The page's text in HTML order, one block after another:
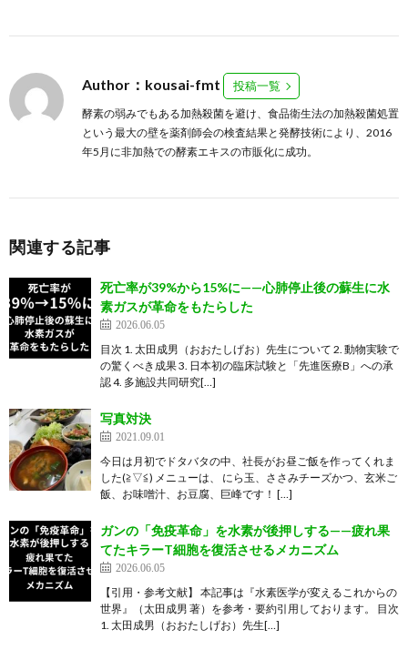
Author：kousai-fmt 投稿一覧
酵素の弱みでもある加熱殺菌を避け、食品衛生法の加熱殺菌処置
という最大の壁を薬剤師会の検査結果と発酵技術により、2016
年5月に非加熱での酵素エキスの市販化に成功。
関連する記事
死亡率が39%から15%に——心肺停止後の蘇生に水
素ガスが革命をもたらした
2026.06.05
目次 1. 太田成男（おおたしげお）先生について 2. 動物実験で
の驚くべき成果 3. 日本初の臨床試験と「先進医療B」への承
認 4. 多施設共同研究[…]
写真対決
2021.09.01
今日は月初でドタバタの中、社長がお昼ご飯を作ってくれま
した(≧▽≦) メニューは、 にら玉、ささみチーズかつ、玄米ご
飯、お味噌汁、お豆腐、巨峰です！ […]
ガンの「免疫革命」を水素が後押しする——疲れ果
てたキラーT細胞を復活させるメカニズム
2026.06.05
【引用・参考文献】 本記事は『水素医学が変えるこれからの
世界』（太田成男 著）を参考・要約引用しております。 目次
1. 太田成男（おおたしげお）先生[…]